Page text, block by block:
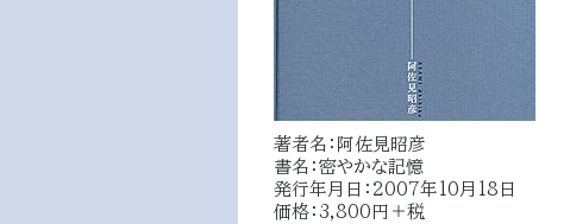
著者名：阿佐見昭彦
書名：密やかな記憶
発行年月日：2007年10月18日
価格：3,800円＋税